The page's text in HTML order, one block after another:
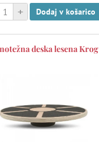
+ Dodaj v košarico
deska lesena Krog